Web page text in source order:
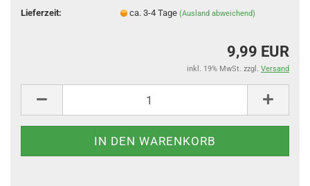
Lieferzeit:
ca. 3-4 Tage(Ausland abweichend)
9,99 EUR
inkl. 19% MwSt. zzgl. Versand